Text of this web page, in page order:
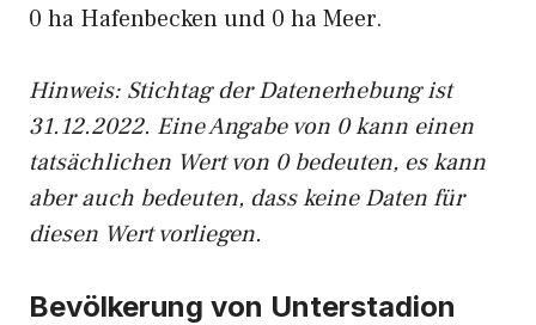
0 ha Hafenbecken und 0 ha Meer.
Hinweis: Stichtag der Datenerhebung ist
31.12.2022. Eine Angabe von 0 kann einen
tatsächlichen Wert von 0 bedeuten, es kann
aber auch bedeuten, dass keine Daten für
diesen Wert vorliegen.
Bevölkerung von Unterstadion